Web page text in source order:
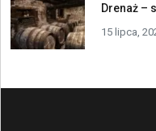
Drenaż –
15 lipca,